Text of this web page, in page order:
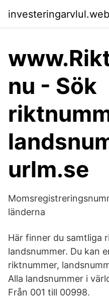
nu - Sök
urlm.se
länderna
Här finner du samtliga
landsnummer. Du kan
riktnummer,
Alla landsnummer i
Från 001 till 00998.